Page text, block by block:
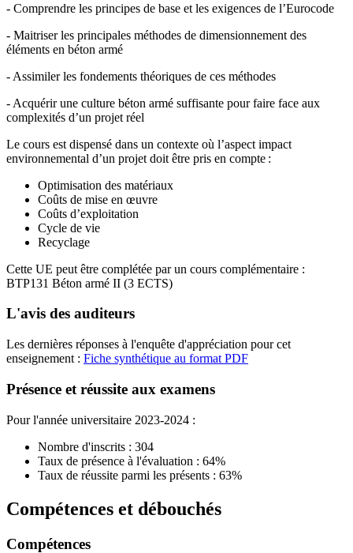
- Comprendre les principes de base et les exigences de l’Eurocode
- Maitriser les principales méthodes de dimensionnement des
éléments en béton armé
- Assimiler les fondements théoriques de ces méthodes
- Acquérir une culture béton armé suffisante pour faire face aux
complexités d’un projet réel
Le cours est dispensé dans un contexte où l’aspect impact
environnemental d’un projet doit être pris en compte :
Optimisation des matériaux
Coûts de mise en œuvre
Coûts d’exploitation
Cycle de vie
Recyclage
Cette UE peut être complétée par un cours complémentaire :
BTP131 Béton armé II (3 ECTS)
L'avis des auditeurs
Les dernières réponses à l'enquête d'appréciation pour cet
enseignement : Fiche synthétique au format PDF
Présence et réussite aux examens
Pour l'année universitaire 2023-2024 :
Nombre d'inscrits : 304
Taux de présence à l'évaluation : 64%
Taux de réussite parmi les présents : 63%
Compétences et débouchés
Compétences